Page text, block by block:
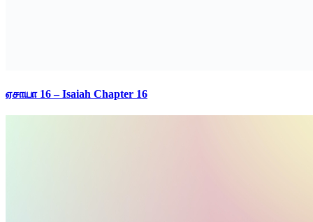
ஏசாயா 16 – Isaiah Chapter 16